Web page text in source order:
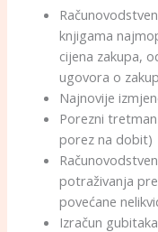
knjigama
cijena zakupa,
ugovora o
Najnovije
Porezni
porez na dobit)
potraživanja
povećane
Izračun